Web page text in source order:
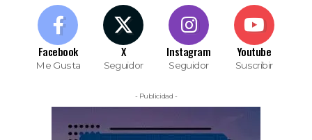
Facebook
Me Gusta
X
Seguidor
Instagram
Seguidor
Youtube
Suscribir
- Publicidad -